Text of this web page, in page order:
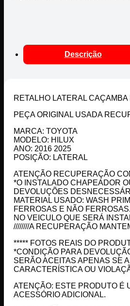
Descrição
RETALHO LATERAL
PEÇA ORIGINAL USADA
MARCA: TOYOTA
MODELO: HILUX
ANO: 2016 2025
POSIÇÃO: LATERAL
ATENÇÃO RECUPERAÇÃO
*O INSTALADO CHAPEADOR
DEVOLUÇÕES
MATERIAL USADO: WASH
FERROSAS E NÃO
NO VEICULO QUE SERÁ
////////A RECUPERAÇÃO
***** FOTOS REAIS DO
*CONDIÇÃO PARA
SERÃO ACEITAS APENAS SE
CARACTERÍSTICA OU
ATENÇÃO: ESTE PRODUTO É
ACESSÓRIO ADICIONAL.